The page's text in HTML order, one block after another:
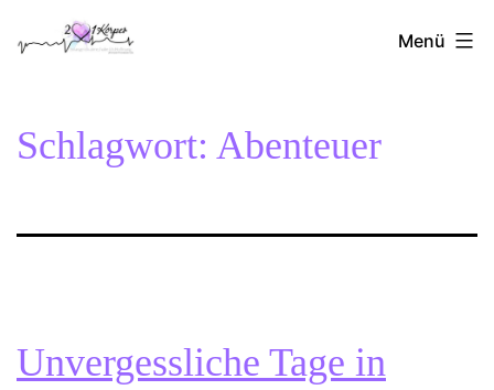
Inhalt2Herzen1Körper Menü
Schlagwort: Abenteuer
Unvergessliche Tage in